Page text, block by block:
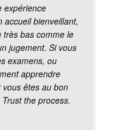
expérience
accueil bienveillant,
très bas comme le
jugement. Si vous
examens, ou
apprendre
vous êtes au bon
the process.